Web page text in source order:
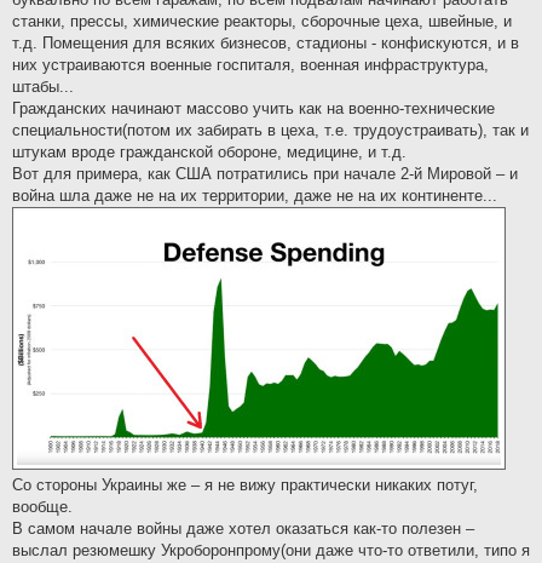
станки, прессы, химические реакторы, сборочные цеха, швейные, и
т.д. Помещения для всяких бизнесов, стадионы - конфискуются, и в
них устраиваются военные госпиталя, военная инфраструктура,
штабы...
Гражданских начинают массово учить как на военно-технические
специальности(потом их забирать в цеха, т.е. трудоустраивать), так и
штукам вроде гражданской обороне, медицине, и т.д.
Вот для примера, как США потратились при начале 2-й Мировой – и
война шла даже не на их территории, даже не на их континенте...
Со стороны Украины же – я не вижу практически никаких потуг,
вообще.
В самом начале войны даже хотел оказаться как-то полезен –
выслал резюмешку Укроборонпрому(они даже что-то ответили, типо я